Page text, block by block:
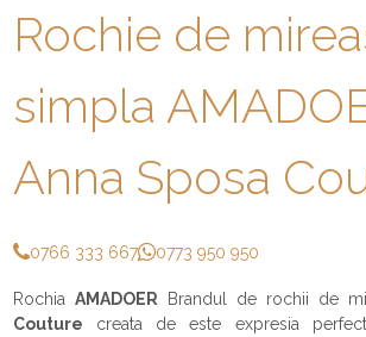
Rochie de
simpla
Anna Sposa
0766 333 667 0773 950 950
RochiaAMADOER Brandul de rochii de
Couture creata de este expresia